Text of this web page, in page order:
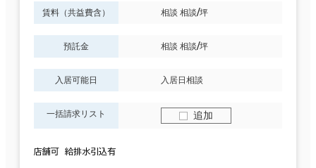
賃料（共益費含） 相談 相談/坪
預託金 相談 相談/坪
入居可能日 入居日相談
一括請求リスト 追加
店舗可 給排水引込有